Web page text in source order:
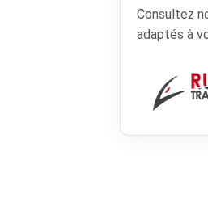
Consultez
adaptés à